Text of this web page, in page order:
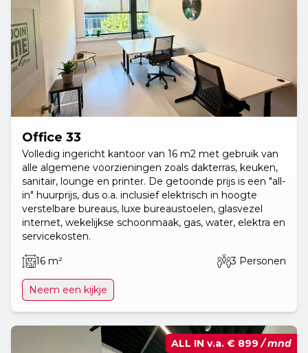
Office 33
Volledig ingericht kantoor van 16 m2 met gebruik van
alle algemene voorzieningen zoals dakterras, keuken,
sanitair, lounge en printer. De getoonde prijs is een "all-
in" huurprijs, dus o.a. inclusief elektrisch in hoogte
verstelbare bureaus, luxe bureaustoelen, glasvezel
internet, wekelijkse schoonmaak, gas, water, elektra en
servicekosten.
16 m²
3 Personen
Neem een kijkje
ALL IN v.a. € 899/ mnd